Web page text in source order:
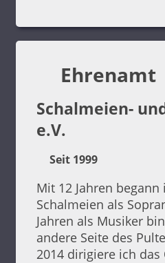
Ehrenamt
Schalmeien-
e.V.
Seit 1999
Mit 12 Jahren
Schalmeien als
Jahren als Musiker
andere Seite des
2014 dirigiere ich das